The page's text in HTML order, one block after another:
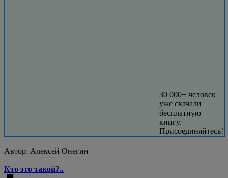
30 000+ человек
уже скачали
бесплатную
книгу.
Присоединяйтесь!
Автор: Алексей Онегин
Кто это такой?..